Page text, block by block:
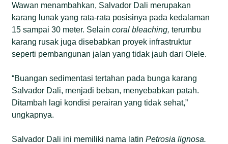
Wawan menambahkan, Salvador Dali merupakan
karang lunak yang rata-rata posisinya pada kedalaman
15 sampai 30 meter. Selaincoral bleaching,terumbu
karang rusak juga disebabkan proyek infrastruktur
seperti pembangunan jalan yang tidak jauh dari Olele.
“Buangan sedimentasi tertahan pada bunga karang
Salvador Dali, menjadi beban, menyebabkan patah.
Ditambah lagi kondisi perairan yang tidak sehat,”
ungkapnya.
Salvador Dali ini memiliki nama latinPetrosia lignosa.